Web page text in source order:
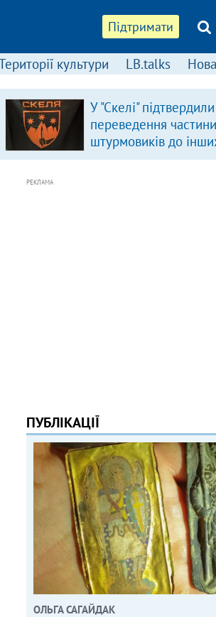
Підтримати
культури LB.talks
У "Скелі" підтвердили
переведення частини
штурмовиків до
підрозділів
РЕКЛАМА
ПУБЛІКАЦІЇ
ОЛЬГА САГАЙДАК